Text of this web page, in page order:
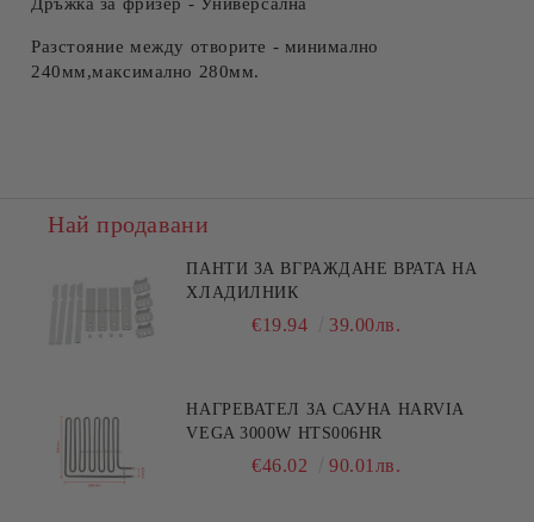
Разстояние между отворите - минимално
240мм,максимално 280мм.
Най продавани
ПАНТИ ЗА ВГРАЖДАНЕ ВРАТА НА
ХЛАДИЛНИК
€19.94 39.00лв.
НАГРЕВАТЕЛ ЗА САУНА HARVIA
VEGA 3000W HTS006HR
€46.02 90.01лв.